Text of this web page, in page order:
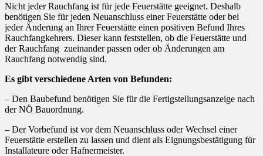
Nicht jeder Rauchfang ist für jede Feuerstätte geeignet. Deshalb
benötigen Sie für jeden Neuanschluss einer Feuerstätte oder bei
jeder Änderung an Ihrer Feuerstätte einen positiven Befund Ihres
Rauchfangkehrers. Dieser kann feststellen, ob die Feuerstätte und
der Rauchfang zueinander passen oder ob Änderungen am
Rauchfang notwendig sind.
Es gibt verschiedene Arten von Befunden:
– Den Baubefund benötigen Sie für die Fertigstellungsanzeige nach
der NÖ Bauordnung.
– Der Vorbefund ist vor dem Neuanschluss oder Wechsel einer
Feuerstätte erstellen zu lassen und dient als Eignungsbestätigung für
Installateure oder Hafnermeister.